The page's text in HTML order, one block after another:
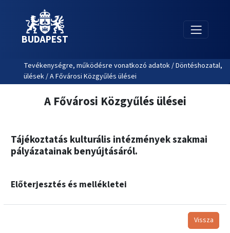
BUDAPEST
Tevékenységre, működésre vonatkozó adatok / Döntéshozatal,
ülések / A Fővárosi Közgyűlés ülései
A Fővárosi Közgyűlés ülései
Tájékoztatás kulturális intézmények szakmai
pályázatainak benyújtásáról.
Előterjesztés és mellékletei
Vissza